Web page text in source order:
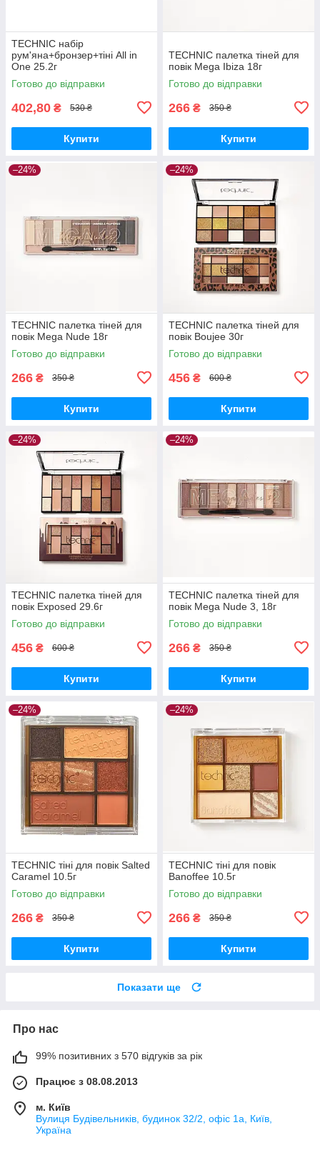
TECHNIC набір
рум'яна+бронзер+тіні All in
One 25.2г
Готово до відправки
402,80 ₴ 530 ₴
Купити
TECHNIC палетка тіней для
повік Mega Ibiza 18г
Готово до відправки
266 ₴ 350 ₴
Купити
–24%
TECHNIC палетка тіней для
повік Mega Nude 18г
Готово до відправки
266 ₴ 350 ₴
Купити
–24%
TECHNIC палетка тіней для
повік Boujee 30г
Готово до відправки
456 ₴ 600 ₴
Купити
–24%
TECHNIC палетка тіней для
повік Exposed 29.6г
Готово до відправки
456 ₴ 600 ₴
Купити
–24%
TECHNIC палетка тіней для
повік Mega Nude 3, 18г
Готово до відправки
266 ₴ 350 ₴
Купити
–24%
TECHNIC тіні для повік Salted
Caramel 10.5г
Готово до відправки
266 ₴ 350 ₴
Купити
–24%
TECHNIC тіні для повік
Banoffee 10.5г
Готово до відправки
266 ₴ 350 ₴
Купити
Показати ще
Про нас
99% позитивних з 570 відгуків за рік
Працює з 08.08.2013
м. Київ
Вулиця Будівельників, будинок 32/2, офіс 1а, Київ,
Україна